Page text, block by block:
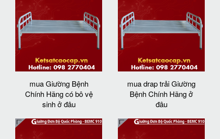
mua Giường Bệnh
Chính Hãng có bô vệ
sinh ở đâu
mua drap trải Giường
Bệnh Chính Hãng ở
đâu